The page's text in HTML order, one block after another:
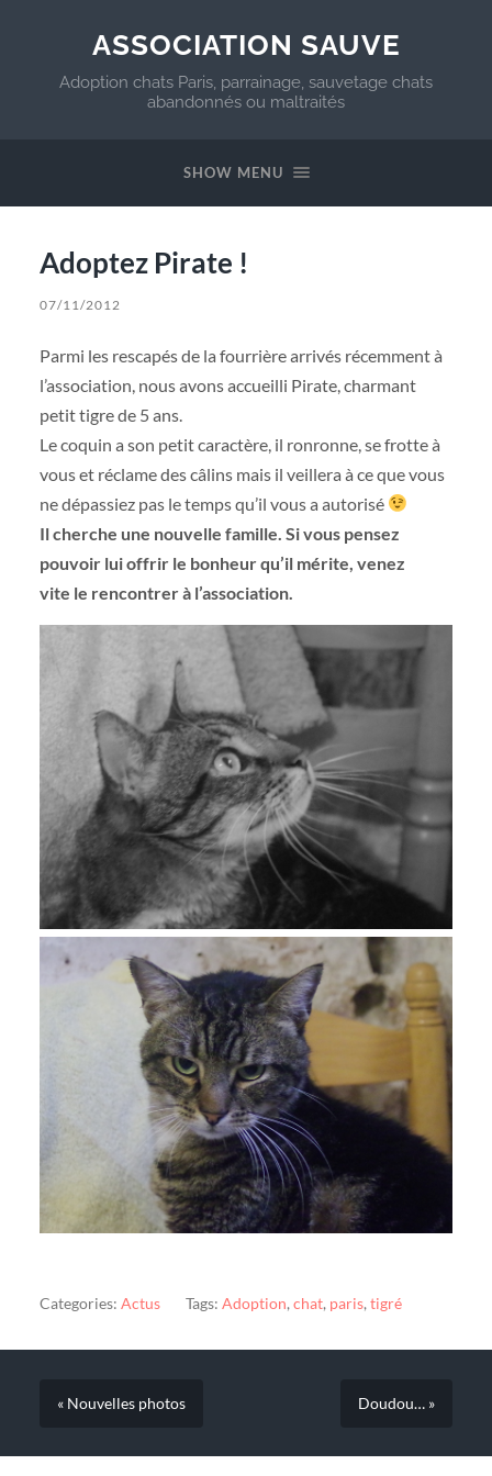
ASSOCIATION SAUVE
Adoption chats Paris, parrainage, sauvetage chats
abandonnés ou maltraités
SHOW MENU
Adoptez Pirate !
07/11/2012
Parmi les rescapés de la fourrière arrivés récemment à
l’association, nous avons accueilli Pirate, charmant
petit tigre de 5 ans.
Le coquin a son petit caractère, il ronronne, se frotte à
vous et réclame des câlins mais il veillera à ce que vous
ne dépassiez pas le temps qu’il vous a autorisé
Il cherche une nouvelle famille. Si vous pensez
pouvoir lui offrir le bonheur qu’il mérite, venez
vite le rencontrer à l’association.
Categories: Actus Tags: Adoption, chat, paris, tigré
« Nouvelles photos Doudou… »